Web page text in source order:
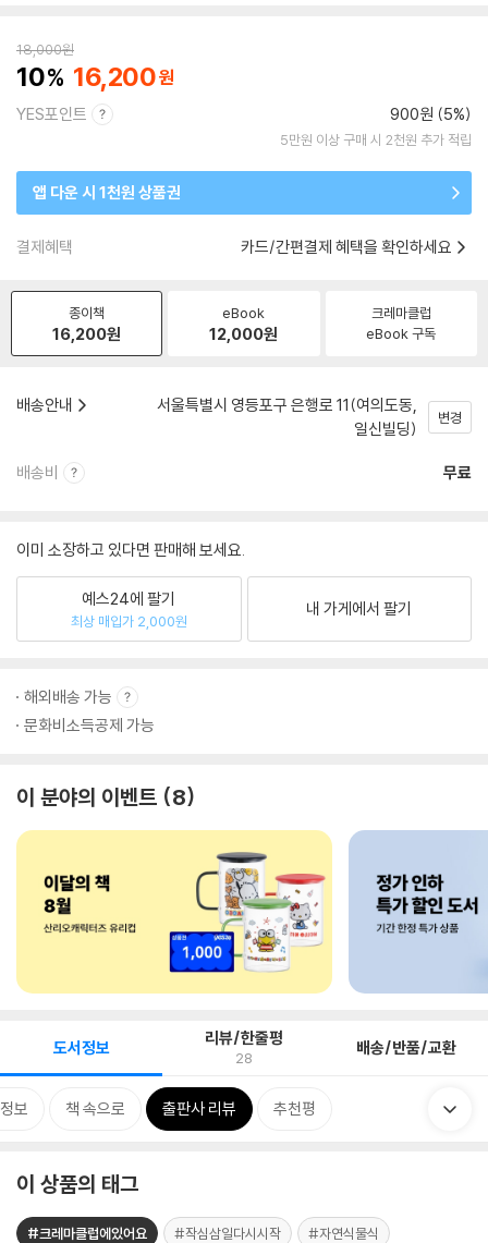
18,000원
10 16,200
YES포인트 900원 (5%)
5만원 이상 구매 시 2천원 추가 적립
앱 다운 시 1천원 상품권
결제혜택 카드/간편결제 혜택을 확인하세요
종이책
16,200원
eBook
12,000원
크레마클럽
eBook 구독
배송안내
서울특별시 영등포구 은행로 11(여의도동,
일신빌딩)
변경
배송비 무료
이미 소장하고 있다면 판매해 보세요.
예스24에 팔기
최상 매입가 2,000원
내 가게에서 팔기
해외배송 가능
문화비소득공제 가능
이 분야의 이벤트 8
도서정보 리뷰/한줄평
28 배송/반품/교환
보 책 속으로 출판사 리뷰 추천평
이 상품의 태그
#크레마클럽에있어요 #작심삼일다시시작 #자연식물식